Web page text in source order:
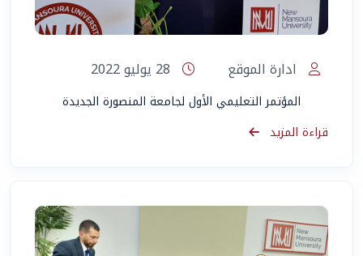
ادارة الموقع
المؤتمر التعليمي الأول لجامعة المنصورة الجديدة
قراءة المزيد